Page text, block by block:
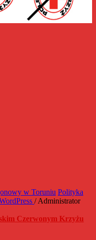
w Toruniu Polityka
/ Administrator
Czerwonym Krzyżu